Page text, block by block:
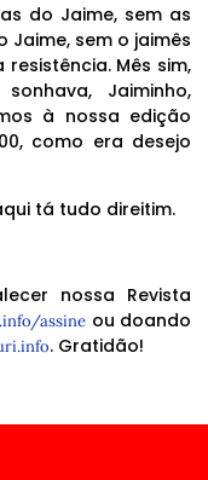
do Jaime, sem as
Jaime, sem o jaimês
Mês sim,
Jaiminho,
à nossa edição
como era desejo
tá tudo direitim.
nossa Revista
assine ou doando
. Gratidão!